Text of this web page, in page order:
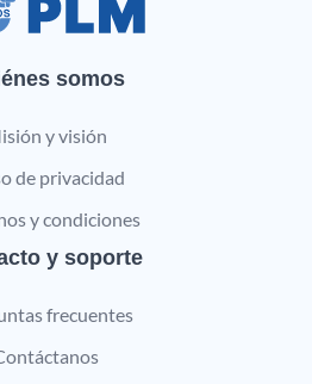
somos
y visión
de privacidad
y condiciones
y soporte
frecuentes